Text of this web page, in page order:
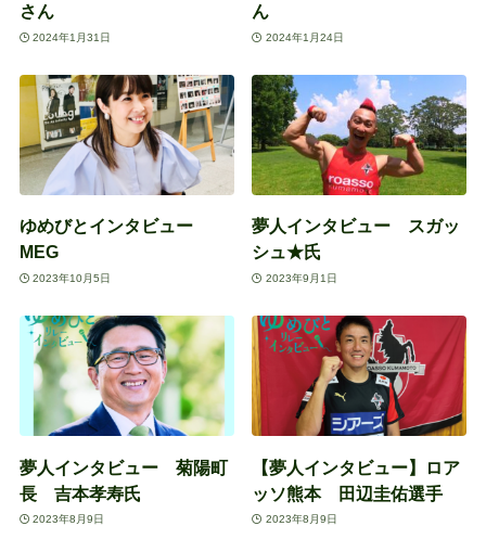
さん
2024年1月31日
ん
2024年1月24日
ゆめびとインタビュー
MEG
2023年10月5日
夢人インタビュー スガッ
シュ★氏
2023年9月1日
夢人インタビュー 菊陽町
長 吉本孝寿氏
2023年8月9日
【夢人インタビュー】ロア
ッソ熊本 田辺圭佑選手
2023年8月9日